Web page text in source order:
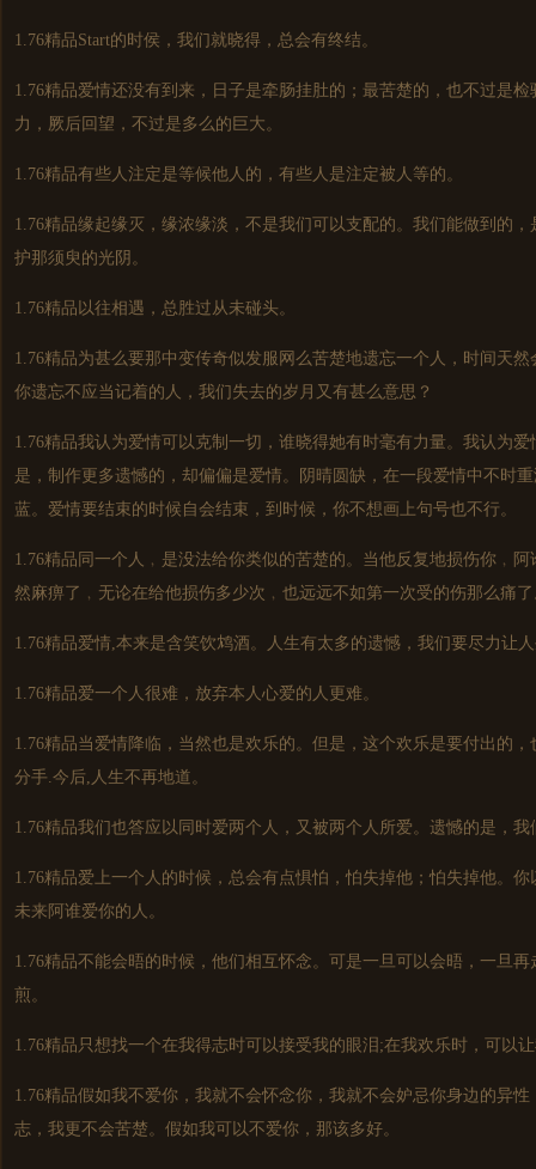
1.76精品Start的时侯，我们就晓得，总会有终结。
1.76精品爱情还没有到来，日子是牵肠挂肚的；最苦楚的，也不过是
力，厥后回望，不过是多么的巨大。
1.76精品有些人注定是等候他人的，有些人是注定被人等的。
1.76精品缘起缘灭，缘浓缘淡，不是我们可以支配的。我们能做到的
护那须臾的光阴。
1.76精品以往相遇，总胜过从未碰头。
1.76精品为甚么要那中变传奇似发服网么苦楚地遗忘一个人，时间天
你遗忘不应当记着的人，我们失去的岁月又有甚么意思？
1.76精品我认为爱情可以克制一切，谁晓得她有时毫有力量。我认为
是，制作更多遗憾的，却偏偏是爱情。阴晴圆缺，在一段爱情中不时
蓝。爱情要结束的时候自会结束，到时候，你不想画上句号也不行。
1.76精品同一个人﹐是没法给你类似的苦楚的。当他反复地损伤你﹐
然麻痹了﹐无论在给他损伤多少次﹐也远远不如第一次受的伤那么痛
1.76精品爱情,本来是含笑饮鸩酒。人生有太多的遗憾，我们要尽力让
1.76精品爱一个人很难，放弃本人心爱的人更难。
1.76精品当爱情降临，当然也是欢乐的。但是，这个欢乐是要付出的
分手.今后,人生不再地道。
1.76精品我们也答应以同时爱两个人，又被两个人所爱。遗憾的是，
1.76精品爱上一个人的时候，总会有点惧怕，怕失掉他；怕失掉他。
未来阿谁爱你的人。
1.76精品不能会晤的时候，他们相互怀念。可是一旦可以会晤，一旦
煎。
1.76精品只想找一个在我得志时可以接受我的眼泪;在我欢乐时，可以
1.76精品假如我不爱你，我就不会怀念你，我就不会妒忌你身边的异
志，我更不会苦楚。假如我可以不爱你，那该多好。